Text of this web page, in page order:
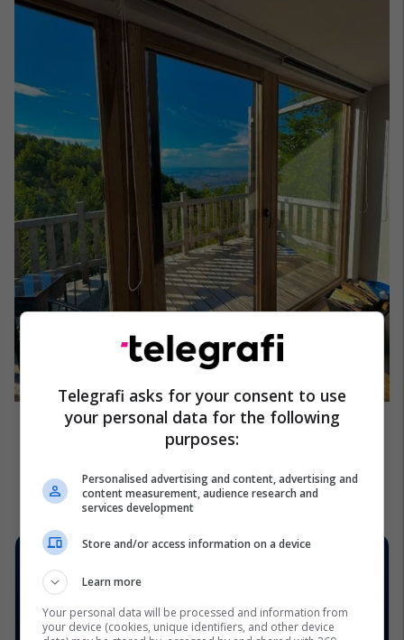
Telegrafi asks for your consent to use
your personal data for the following
purposes:
Personalised advertising and content, advertising and
content measurement, audience research and
services development
Store and/or access information on a device
Learn more
Your personal data will be processed and information from
your device (cookies, unique identifiers, and other device